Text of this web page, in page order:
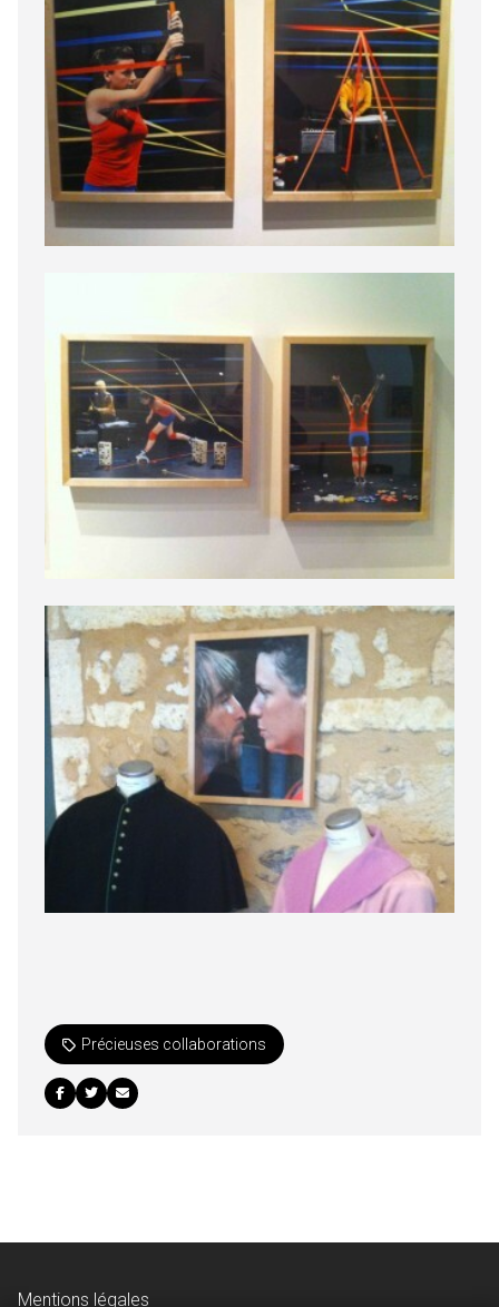
Précieuses collaborations
Mentions légales